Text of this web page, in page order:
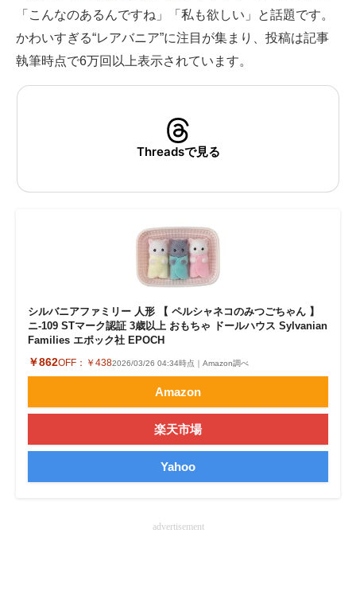
ITの今と未来を見通す
スマホと通信の最新トレンド
ビジネスと働き方のヒント
AI活用のいまが分かる
企業ITのトレンドを詳説
経営リーダーのコミュニティ
ITエンジニア向け専門サイト
企業向けIT製品の総合サイト
製造業のIT導入・活用を支援
モノづくり技術者専門サイト
「こんなのあるんですね」「私も欲しい」と話題です。
かわいすぎる“レアバニア”に注目が集まり、投稿は記事
執筆時点で6万回以上表示されています。
Threadsで見る
シルバニアファミリー 人形 【 ペルシャネコのみつごちゃん 】
ニ-109 STマーク認証 3歳以上 おもちゃ ドールハウス Sylvanian
Families エポック社 EPOCH
￥862OFF： ￥4382026/03/26 04:34時点｜Amazon調べ
Amazon
楽天市場
Yahoo
advertisement